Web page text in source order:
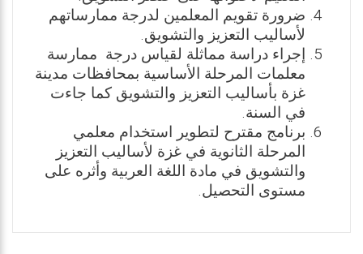
ضرورة تقويم المعلمين لدرجة ممارساتهم
لأساليب التعزيز والتشويق.
إجراء دراسة مماثلة لقياس درجة ممارسة
معلمات المرحلة الأساسية بمحافظات مدينة
غزة بأساليب التعزيز والتشويق كما جاءت
في السنة.
برنامج مقترح لتطوير استخدام معلمي
المرحلة الثانوية في غزة لأساليب التعزيز
والتشويق في مادة اللغة العربية وأثره على
مستوى التحصيل.